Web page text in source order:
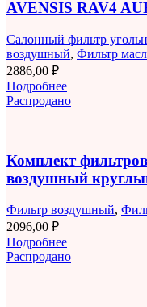
AVENSIS RAV4
Салонный фильтр
воздушный, Фильтр
2886,00 ₽
Подробнее
Распродано
Комплект
воздушный
Фильтр воздушный,
2096,00 ₽
Подробнее
Распродано